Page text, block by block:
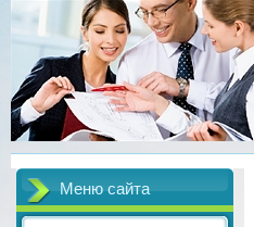
Меню сайта